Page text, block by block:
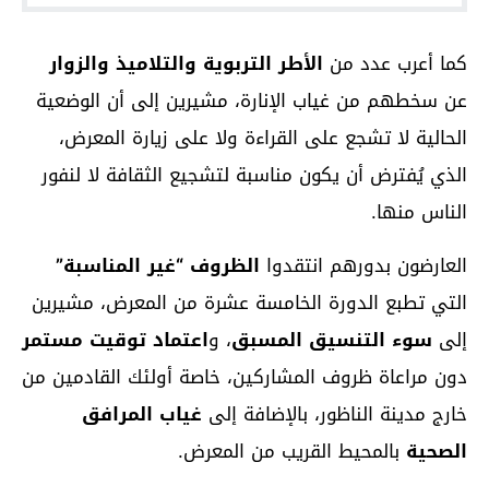
كما أعرب عدد من الأطر التربوية والتلاميذ والزوار
عن سخطهم من غياب الإنارة، مشيرين إلى أن الوضعية
الحالية لا تشجع على القراءة ولا على زيارة المعرض،
الذي يُفترض أن يكون مناسبة لتشجيع الثقافة لا لنفور
الناس منها.
العارضون بدورهم انتقدوا الظروف “غير المناسبة”
التي تطبع الدورة الخامسة عشرة من المعرض، مشيرين
إلى سوء التنسيق المسبق، واعتماد توقيت مستمر
دون مراعاة ظروف المشاركين، خاصة أولئك القادمين من
خارج مدينة الناظور، بالإضافة إلى غياب المرافق
الصحية بالمحيط القريب من المعرض.